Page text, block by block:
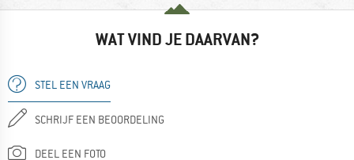
WAT VIND JE DAARVAN?
STEL EEN VRAAG
SCHRIJF EEN BEOORDELING
DEEL EEN FOTO